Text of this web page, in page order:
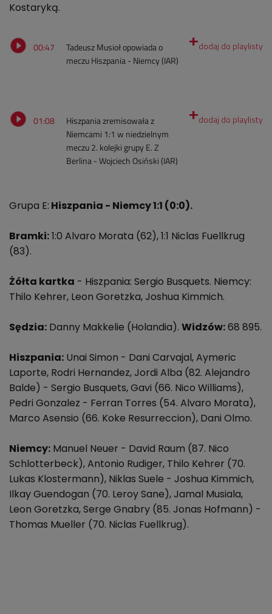
Kostaryką.
00:47
Tadeusz Musioł opowiada o
meczu Hiszpania - Niemcy (IAR)
01:08
Hiszpania zremisowała z
Niemcami 1:1 w niedzielnym
meczu 2. kolejki grupy E. Z
Berlina - Wojciech Osiński (IAR)
Grupa E: Hiszpania - Niemcy 1:1 (0:0).
Bramki:1:0 Alvaro Morata (62), 1:1 Niclas Fuellkrug
(83).
Żółta kartka - Hiszpania: Sergio Busquets. Niemcy:
Thilo Kehrer, Leon Goretzka, Joshua Kimmich.
Sędzia: Danny Makkelie (Holandia). Widzów:68 895.
Hiszpania: Unai Simon - Dani Carvajal, Aymeric
Laporte, Rodri Hernandez, Jordi Alba (82. Alejandro
Balde) - Sergio Busquets, Gavi (66. Nico Williams),
Pedri Gonzalez - Ferran Torres (54. Alvaro Morata),
Marco Asensio (66. Koke Resurreccion), Dani Olmo.
Niemcy: Manuel Neuer - David Raum (87. Nico
Schlotterbeck), Antonio Rudiger, Thilo Kehrer (70.
Lukas Klostermann), Niklas Suele - Joshua Kimmich,
Ilkay Guendogan (70. Leroy Sane), Jamal Musiala,
Leon Goretzka, Serge Gnabry (85. Jonas Hofmann) -
Thomas Mueller (70. Niclas Fuellkrug).